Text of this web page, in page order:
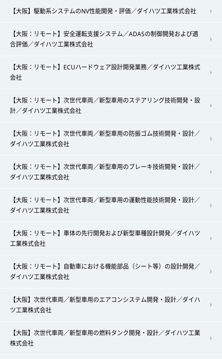
【大阪】駆動系システムのNV性能開発・評価／ダイハツ工業株式会社
【大阪：リモート】安全運転支援システム／ADASの制御開発および適
合評価／ダイハツ工業株式会社
【大阪：リモート】ECUハードウェア設計開発業務／ダイハツ工業株式
会社
【大阪：リモート】次世代車両／新型車用のステアリング技術開発・設
計／ダイハツ工業株式会社
【大阪：リモート】次世代車両／新型車用の防振ゴム技術開発・設計／
ダイハツ工業株式会社
【大阪：リモート】次世代車両／新型車用のブレーキ技術開発・設計／
ダイハツ工業株式会社
【大阪：リモート】次世代車両／新型車用の運動性能技術開発・設計／
ダイハツ工業株式会社
【大阪：リモート】車体の先行開発および新型車種設計開発／ダイハツ
工業株式会社
【大阪：リモート】自動車における機能部品（シート等）の設計開発／
ダイハツ工業株式会社
【大阪】次世代車両／新型車用のエアコンシステム開発・設計／ダイハ
ツ工業株式会社
【大阪】次世代車両／新型車用の燃料タンク開発・設計／ダイハツ工業
株式会社